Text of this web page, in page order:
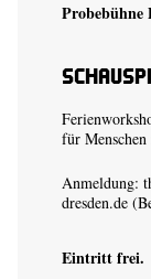
Probebühne
für Menschen
Anmeldung:
dresden.de
Eintritt frei.